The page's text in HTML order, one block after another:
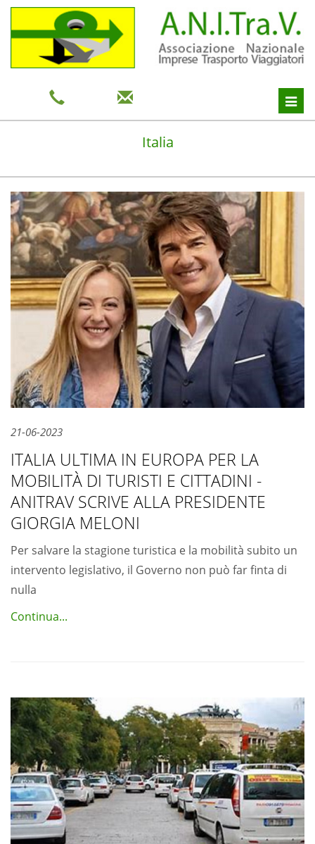
Italia
21-06-2023
ITALIA ULTIMA IN EUROPA PER LA
MOBILITÀ DI TURISTI E CITTADINI -
ANITRAV SCRIVE ALLA PRESIDENTE
GIORGIA MELONI
Per salvare la stagione turistica e la mobilità subito un
intervento legislativo, il Governo non può far finta di
nulla
Continua...